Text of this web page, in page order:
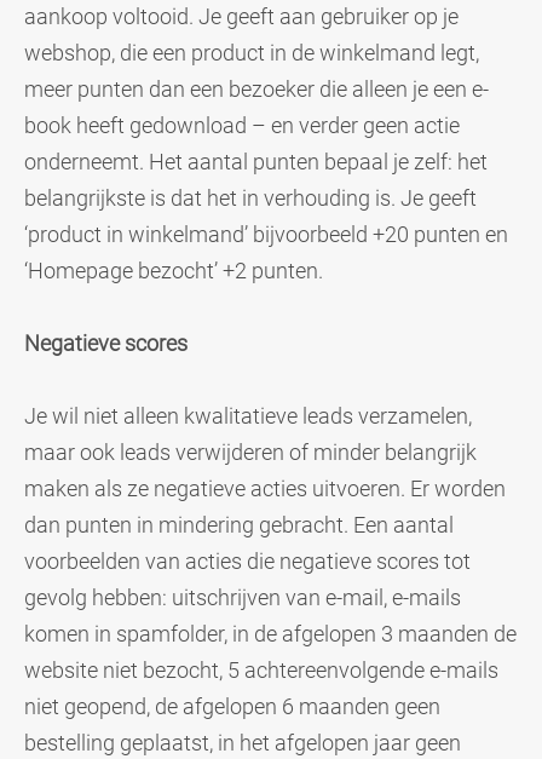
aankoop voltooid. Je geeft aan gebruiker op je
webshop, die een product in de winkelmand legt,
meer punten dan een bezoeker die alleen je een e-
book heeft gedownload – en verder geen actie
onderneemt. Het aantal punten bepaal je zelf: het
belangrijkste is dat het in verhouding is. Je geeft
‘product in winkelmand’ bijvoorbeeld +20 punten en
‘Homepage bezocht’ +2 punten.
Negatieve scores
Je wil niet alleen kwalitatieve leads verzamelen,
maar ook leads verwijderen of minder belangrijk
maken als ze negatieve acties uitvoeren. Er worden
dan punten in mindering gebracht. Een aantal
voorbeelden van acties die negatieve scores tot
gevolg hebben: uitschrijven van e-mail, e-mails
komen in spamfolder, in de afgelopen 3 maanden de
website niet bezocht, 5 achtereenvolgende e-mails
niet geopend, de afgelopen 6 maanden geen
bestelling geplaatst, in het afgelopen jaar geen